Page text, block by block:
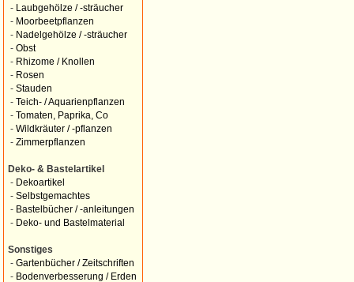
-
Laubgehölze / -sträucher
- Moorbeetpflanzen
- Nadelgehölze / -sträucher
- Obst
- Rhizome / Knollen
- Rosen
- Stauden
- Teich- / Aquarienpflanzen
- Tomaten, Paprika, Co
- Wildkräuter / -pflanzen
- Zimmerpflanzen
Deko- & Bastelartikel
- Dekoartikel
- Selbstgemachtes
- Bastelbücher / -anleitungen
- Deko- und Bastelmaterial
Sonstiges
- Gartenbücher / Zeitschriften
- Bodenverbesserung / Erden